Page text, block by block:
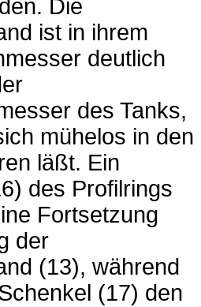
Die
ist in ihrem
deutlich
des Tanks,
mühelos in den
läßt. Ein
des Profilrings
Fortsetzung
der
(13), während
(17) den